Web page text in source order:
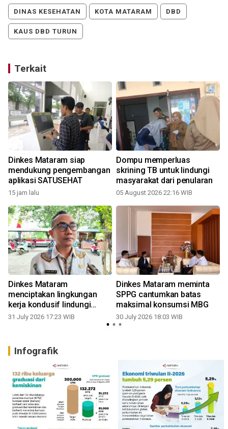
DINAS KESEHATAN KOTA MATARAM DBD
KAUS DBD TURUN
Terkait
Dinkes Mataram siap
mendukung pengembangan
aplikasi SATUSEHAT
15 jam lalu
Dompu memperluas
skrining TB untuk lindungi
masyarakat dari penularan
05 August 2026 22:16 WIB
Dinkes Mataram
menciptakan lingkungan
kerja kondusif lindungi
dokter muda
31 July 2026 17:23 WIB
Dinkes Mataram meminta
SPPG cantumkan batas
maksimal konsumsi MBG
30 July 2026 18:03 WIB
Infografik